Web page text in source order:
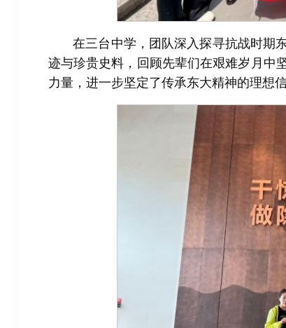
在三台中学，团队深入探寻抗战时期
迹与珍贵史料，回顾先辈们在艰难岁月中
力量，进一步坚定了传承东大精神的理想信